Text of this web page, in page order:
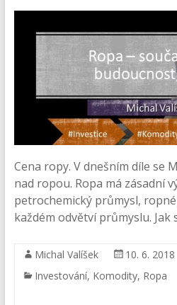
Cena ropy. V dnešním díle se
nad ropou. Ropa má zásadní
petrochemický průmysl,
každém odvětví průmyslu. Jak
Michal Valíšek
10. 6. 2018
Investování, Komodity, Ropa